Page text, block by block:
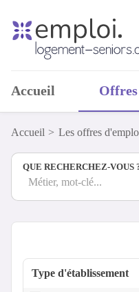
Accueil
Accueil Les offres
QUE RECHERCHEZ-VOUS
Métier, mot-clé...
Type d'établissement